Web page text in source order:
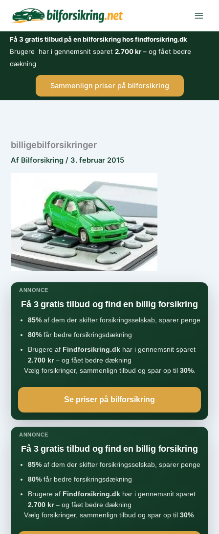
Få 3 gratis tilbud på en bilforsikring hos findforsikring.dk
Brugere har i gennemsnit sparet 2.700 kr– og fået bedre
dækning
Sammenlign priser på bilforsikring
billigebilforsikringer
Af Bilforsikring/ 3. februar 2015
ANNONCE
Få 3 gratis tilbud og find en billig forsikring
85% af dem der skifter forsikringsselskab, sparer penge
80% får bedre forsikringsdækning
Brugere af Findforsikring.dk har i gennemsnit sparet
2.700 kr– og fået bedre dækning
Vælg forsikringer, sammenlign tilbud og spar op til 30%.
Se priser på bilforsikring
ANNONCE
Få 3 gratis tilbud og find en billig forsikring
85% af dem der skifter forsikringsselskab, sparer penge
80% får bedre forsikringsdækning
Brugere af Findforsikring.dk har i gennemsnit sparet
2.700 kr– og fået bedre dækning
Vælg forsikringer, sammenlign tilbud og spar op til 30%.